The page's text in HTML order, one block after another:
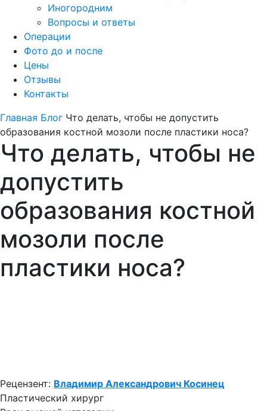
Иногородним
Вопросы и ответы
Операции
Фото до и после
Цены
Отзывы
Контакты
Главная Блог Что делать, чтобы не допустить
образования костной мозоли после пластики носа?
Что делать, чтобы не
допустить
образования костной
мозоли после
пластики носа?
Рецензент: Владимир Александрович Косинец
Пластический хирург